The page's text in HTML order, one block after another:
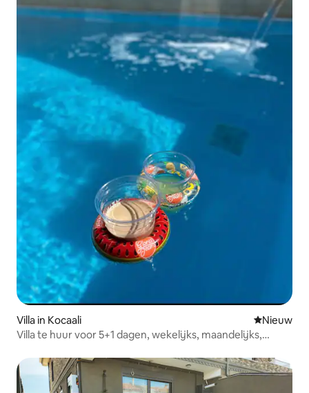
Villa in Kocaali Nieuwe
Nieuw
Villa te huur voor 5+1 dagen, wekelijks, maandelijks,